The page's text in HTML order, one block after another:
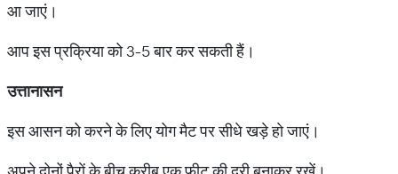
आ जाएं।
आप इस प्रक्रिया को 3-5 बार कर सकती हैं।
उत्तानासन
इस आसन को करने के लिए योग मैट पर सीधे खड़े हाे जाएं।